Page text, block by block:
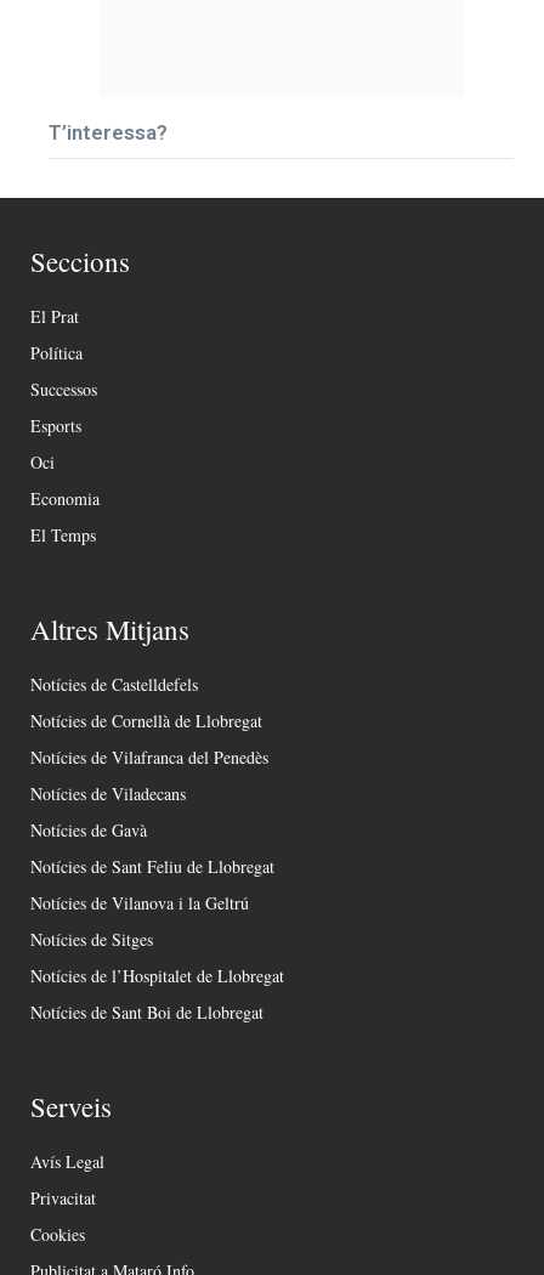
T’interessa?
Seccions
El Prat
Política
Successos
Esports
Oci
Economia
El Temps
Altres Mitjans
Notícies de Castelldefels
Notícies de Cornellà de Llobregat
Notícies de Vilafranca del Penedès
Notícies de Viladecans
Notícies de Gavà
Notícies de Sant Feliu de Llobregat
Notícies de Vilanova i la Geltrú
Notícies de Sitges
Notícies de l’Hospitalet de Llobregat
Notícies de Sant Boi de Llobregat
Serveis
Avís Legal
Privacitat
Cookies